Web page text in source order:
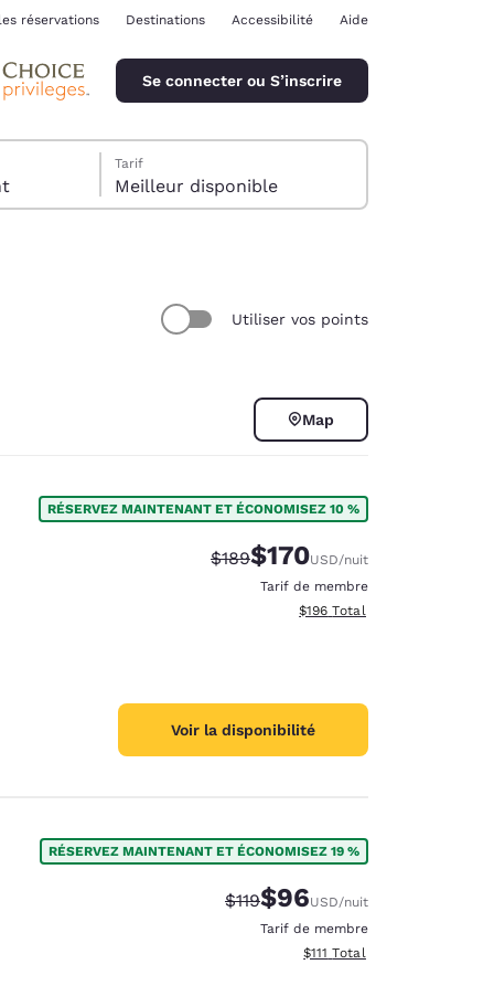
réservations Destinations Accessibilité Aide
Se connecter ou S’inscrire
Tarif
Meilleur disponible
Utiliser vos points
Map
RÉSERVEZ MAINTENANT ET ÉCONOMISEZ 10 %
Tarif barré :
$189Tarif réduit :
$170USD/nuit
Tarif de membre
Afficher les détails totaux
$196 Total
Voir la disponibilité
RÉSERVEZ MAINTENANT ET ÉCONOMISEZ 19 %
Tarif barré :
$119Tarif réduit :
$96USD/nuit
Tarif de membre
Afficher les détails totaux
$111 Total